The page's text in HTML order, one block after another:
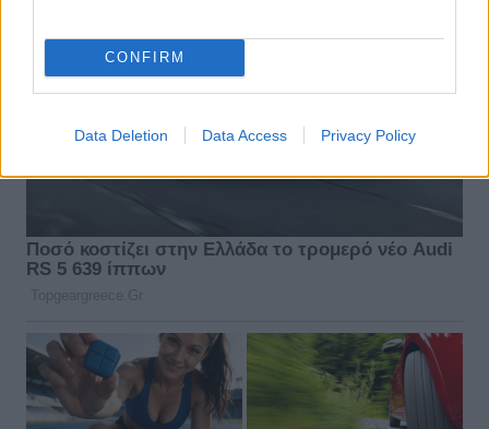
CONFIRM
Data Deletion Data Access Privacy Policy